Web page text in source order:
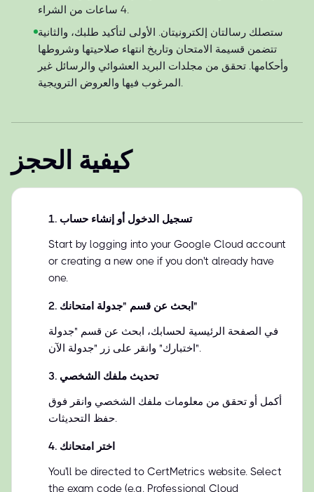
4 ساعات من الشراء.
ستصلك رسالتان إلكترونيتان. الأولى لتأكيد طلبك، والثانية
تتضمن قسيمة الامتحان وتاريخ انتهاء صلاحيتها وشروطها
وأحكامها. تحقق من مجلدات البريد العشوائي والرسائل غير
المرغوب فيها والعروض الترويجية.
كيفية الحجز
1. تسجيل الدخول أو إنشاء حساب
Start by logging into your Google Cloud account
or creating a new one if you don't already have
one.
2.
ابحث عن قسم "جدولة امتحانك"
في الصفحة الرئيسية لحسابك، ابحث عن قسم "جدولة
اختبارك" وانقر على زر "جدولة الآن".
3. تحديث ملفك الشخصي
أكمل أو تحقق من معلومات ملفك الشخصي وانقر فوق
حفظ التحديثات.
4. اختر امتحانك
You'll be directed to CertMetrics website. Select
the exam code (e.g. Professional Cloud